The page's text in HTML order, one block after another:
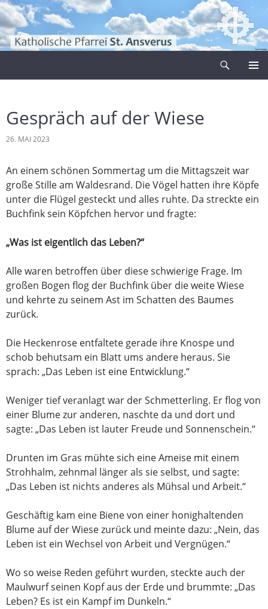
Zum
Inhalt
springen
Gespräch auf der Wiese
26. MAI 2023
An einem schönen Sommertag um die Mittagszeit war
große Stille am Waldesrand. Die Vögel hatten ihre Köpfe
unter die Flügel gesteckt und alles ruhte. Da streckte ein
Buchfink sein Köpfchen hervor und fragte:
„Was ist eigentlich das Leben?“
Alle waren betroffen über diese schwierige Frage. Im
großen Bogen flog der Buchfink über die weite Wiese
und kehrte zu seinem Ast im Schatten des Baumes
zurück.
Die Heckenrose entfaltete gerade ihre Knospe und
schob behutsam ein Blatt ums andere heraus. Sie
sprach: „Das Leben ist eine Entwicklung.“
Weniger tief veranlagt war der Schmetterling. Er flog von
einer Blume zur anderen, naschte da und dort und
sagte: „Das Leben ist lauter Freude und Sonnenschein.“
Drunten im Gras mühte sich eine Ameise mit einem
Strohhalm, zehnmal länger als sie selbst, und sagte:
„Das Leben ist nichts anderes als Mühsal und Arbeit.“
Geschäftig kam eine Biene von einer honighaltenden
Blume auf der Wiese zurück und meinte dazu: „Nein, das
Leben ist ein Wechsel von Arbeit und Vergnügen.“
Wo so weise Reden geführt wurden, steckte auch der
Maulwurf seinen Kopf aus der Erde und brummte: „Das
Leben? Es ist ein Kampf im Dunkeln.“